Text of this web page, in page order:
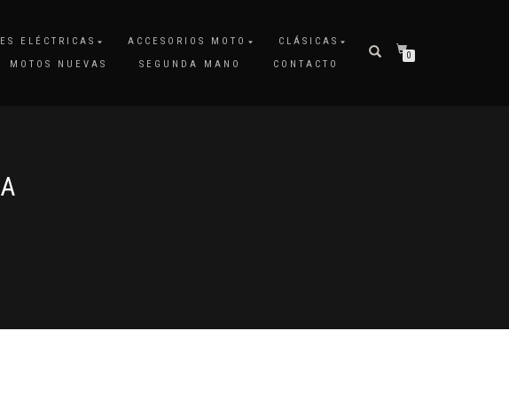
ELÉCTRICAS ACCESORIOS MOTO
CLÁSICAS
MOTOS NUEVAS
SEGUNDA MANO CONTACTO
0